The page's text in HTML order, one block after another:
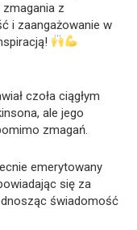
z
i zaangażowanie w
czoła ciągłym
ale jego
zmagań.
emerytowany
się za
świadomość